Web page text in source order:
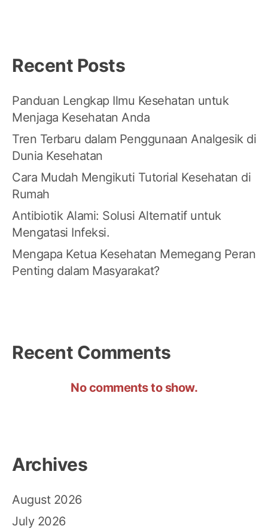
Recent Posts
Panduan Lengkap Ilmu Kesehatan untuk
Menjaga Kesehatan Anda
Tren Terbaru dalam Penggunaan Analgesik di
Dunia Kesehatan
Cara Mudah Mengikuti Tutorial Kesehatan di
Rumah
Antibiotik Alami: Solusi Alternatif untuk
Mengatasi Infeksi.
Mengapa Ketua Kesehatan Memegang Peran
Penting dalam Masyarakat?
Recent Comments
No comments to show.
Archives
August 2026
July 2026